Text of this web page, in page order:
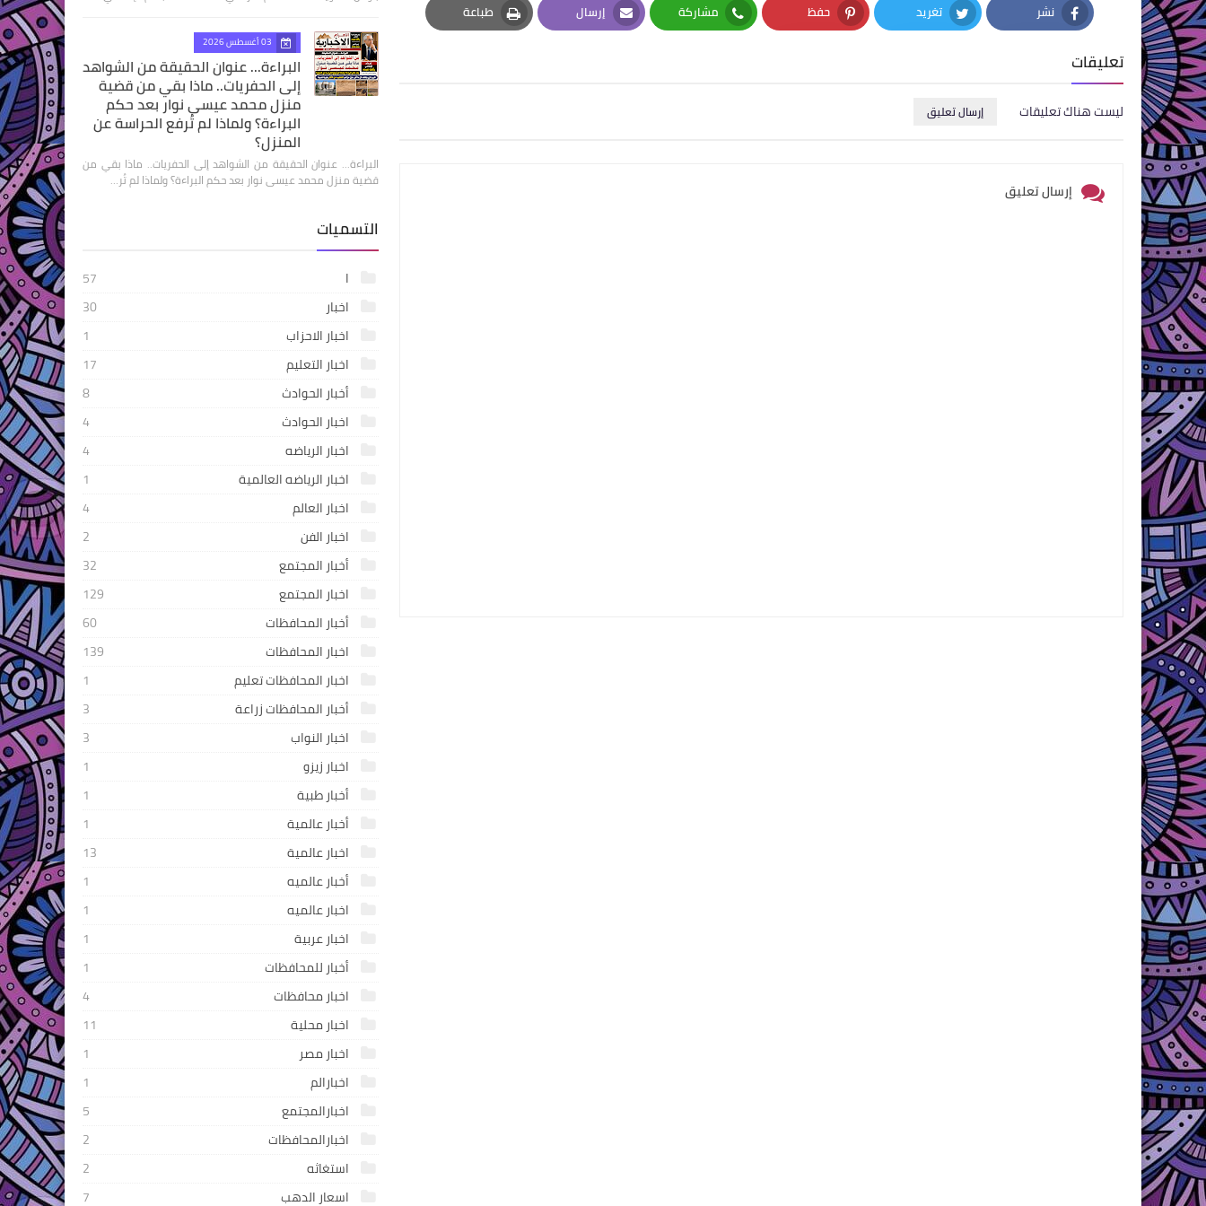
نشر
Facebook
تغريد
Twitter
حفظ
Pinterest
مشاركة
Whatsapp
إرسال
Email
طباعة
Print
تعليقات
ليست هناك تعليقات إرسال تعليق
إرسال تعليق
03 أغسطس 2026
البراءة... عنوان الحقيقة من الشواهد
إلى الحفريات.. ماذا بقي من قضية
منزل محمد عيسى نوار بعد حكم
البراءة؟ ولماذا لم تُرفع الحراسة عن
المنزل؟
البراءة... عنوان الحقيقة من الشواهد إلى الحفريات.. ماذا بقي من
قضية منزل محمد عيسى نوار بعد حكم البراءة؟ ولماذا لم تُر…
التسميات
ا
57
اخبار
30
اخبار الاحزاب
1
اخبار التعليم
17
أخبار الحوادث
8
اخبار الحوادث
4
اخبار الرياضه
4
اخبار الرياضه العالمية
1
اخبار العالم
4
اخبار الفن
2
أخبار المجتمع
32
اخبار المجتمع
129
أخبار المحافظات
60
اخبار المحافظات
139
اخبار المحافظات تعليم
1
أخبار المحافظات زراعة
3
اخبار النواب
3
اخبار زيزو
1
أخبار طبية
1
أخبار عالمية
1
اخبار عالمية
13
أخبار عالميه
1
اخبار عالميه
1
اخبار عربية
1
أخبار للمحافظات
1
اخبار محافظات
4
اخبار محلية
11
اخبار مصر
1
اخبارالم
1
اخبارالمجتمع
5
اخبارالمحافظات
2
استغاثه
2
اسعار الدهب
7